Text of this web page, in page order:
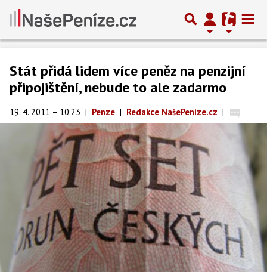
Stát přidá lidem více peněz na penzijní
připojištění, nebude to ale zadarmo
19. 4. 2011 – 10:23 | Penze | Redakce NašePeníze.cz |